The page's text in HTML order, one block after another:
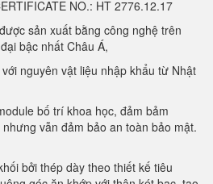
NO.: HT 2776.12.17
sản xuất bằng công nghệ trên
bậc nhất Châu Á,
nguyên vật liệu nhập khẩu từ Nhật
bố trí khoa học, đảm bảm
vẫn đảm bảo an toàn bảo mật.
bởi thép dày theo thiết kế tiêu